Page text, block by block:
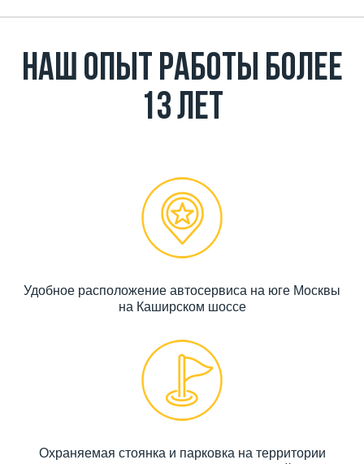
Наш Опыт работы более
13 лет
Удобное расположение автосервиса на юге Москвы
на Каширском шоссе
Охраняемая стоянка и парковка на территории